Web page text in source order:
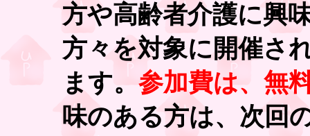
方や高齢者介護に興
方々を対象に開催さ
ます。 参加費は、無
味のある方は、次回